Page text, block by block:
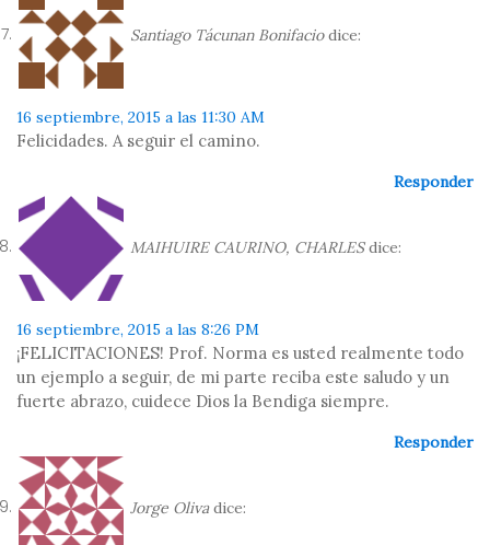
Santiago Tácunan Bonifacio dice:
16 septiembre, 2015 a las 11:30 AM
Felicidades. A seguir el camino.
Responder
MAIHUIRE CAURINO, CHARLES dice:
16 septiembre, 2015 a las 8:26 PM
¡FELICITACIONES! Prof. Norma es usted realmente todo
un ejemplo a seguir, de mi parte reciba este saludo y un
fuerte abrazo, cuidece Dios la Bendiga siempre.
Responder
Jorge Oliva dice: